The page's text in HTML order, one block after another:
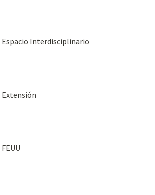
Espacio Interdisciplinario
Extensión
FEUU